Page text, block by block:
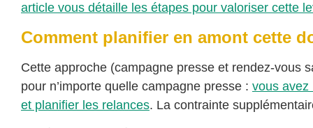
article vous détaille les étapes pour valoriser cette
Comment planifier en amont cette
Cette approche (campagne presse et rendez-vous
pour n’importe quelle campagne presse : vous avez
et planifier les relances. La contrainte